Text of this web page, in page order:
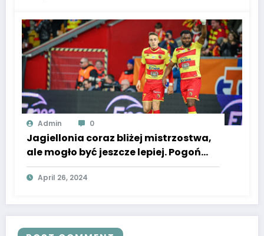
Admin 0
Jagiellonia coraz bliżej mistrzostwa,
ale mogło być jeszcze lepiej. Pogoń
zagrała pod Śląsk i Lecha
April 26, 2024